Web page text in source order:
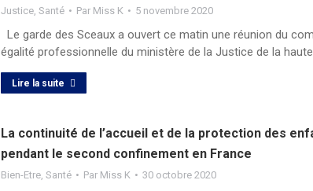
Justice,Santé Par Miss K 5 novembre 2020
Le garde des Sceaux a ouvert ce matin une réunion du
égalité professionnelle du ministère de la Justice de la
Lire la suite
La continuité de l’accueil et de la protection des
pendant le second confinement en France
Bien-Etre,Santé Par Miss K 30 octobre 2020